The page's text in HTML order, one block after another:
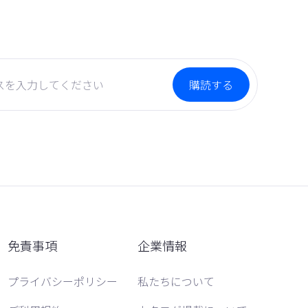
免責事項
プライバシーポリシー
企業情報
私たちについて